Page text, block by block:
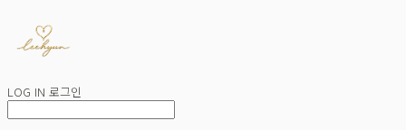
LOG IN 로그인